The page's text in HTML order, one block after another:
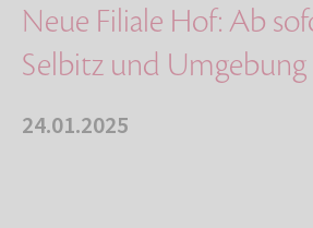
Neue Filiale Hof: Ab
Selbitz und Umgebung
24.01.2025